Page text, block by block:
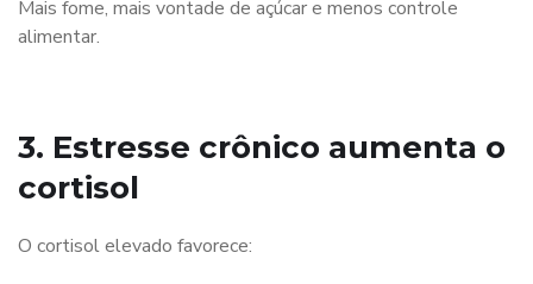
Mais fome, mais vontade de açúcar e menos controle
alimentar.
3. Estresse crônico aumenta o
cortisol
O cortisol elevado favorece: